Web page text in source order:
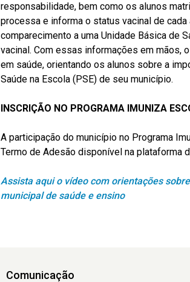
responsabilidade, bem como os alunos
processa e informa o status vacinal de
comparecimento a uma Unidade Básica de
vacinal. Com essas informações em mãos,
em saúde, orientando os alunos sobre a
Saúde na Escola (PSE) de seu município.
INSCRIÇÃO NO PROGRAMA IMUNIZA
A participação do município no Programa
Termo de Adesão disponível na plataforma
Assista aqui o vídeo com orientações
municipal de saúde e ensino
Comunicação